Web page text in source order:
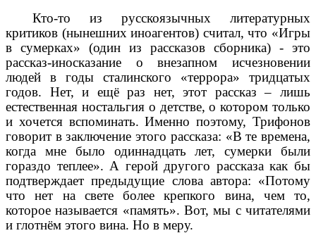
Кто-то из русскоязычных литературных
критиков (нынешних иноагентов) считал, что «Игры
в сумерках» (один из рассказов сборника) - это
рассказ-иносказание о внезапном исчезновении
людей в годы сталинского «террора» тридцатых
годов. Нет, и ещё раз нет, этот рассказ – лишь
естественная ностальгия о детстве, о котором только
и хочется вспоминать. Именно поэтому, Трифонов
говорит в заключение этого рассказа: «В те времена,
когда мне было одиннадцать лет, сумерки были
гораздо теплее». А герой другого рассказа как бы
подтверждает предыдущие слова автора: «Потому
что нет на свете более крепкого вина, чем то,
которое называется «память». Вот, мы с читателями
и глотнём этого вина. Но в меру.